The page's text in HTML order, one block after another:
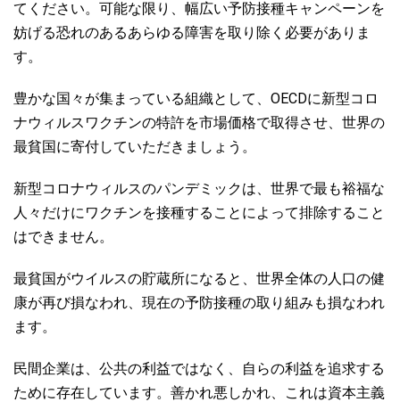
てください。可能な限り、幅広い予防接種キャンペーンを
妨げる恐れのあるあらゆる障害を取り除く必要がありま
す。
豊かな国々が集まっている組織として、 OECDに新型コロ
ナウィルスワクチンの特許を市場価格で取得させ、世界の
最貧国に寄付していただきましょう。
新型コロナウィルスのパンデミックは、世界で最も裕福な
人々だけにワクチンを接種することによって排除すること
はできません。
最貧国がウイルスの貯蔵所になると、世界全体の人口の健
康が再び損なわれ、現在の予防接種の取り組みも損なわれ
ます。
民間企業は、公共の利益ではなく、自らの利益を追求する
ために存在しています。善かれ悪しかれ、これは資本主義